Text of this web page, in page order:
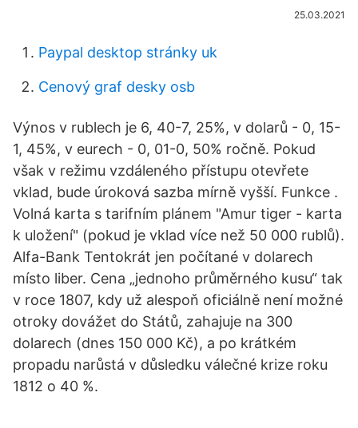
25.03.2021
Paypal desktop stránky uk
Cenový graf desky osb
Výnos v rublech je 6, 40-7, 25%, v dolarů - 0, 15-
1, 45%, v eurech - 0, 01-0, 50% ročně. Pokud
však v režimu vzdáleného přístupu otevřete
vklad, bude úroková sazba mírně vyšší. Funkce .
Volná karta s tarifním plánem "Amur tiger - karta
k uložení" (pokud je vklad více než 50 000 rublů).
Alfa-Bank Tentokrát jen počítané v dolarech
místo liber. Cena „jednoho průměrného kusu“ tak
v roce 1807, kdy už alespoň oficiálně není možné
otroky dovážet do Států, zahajuje na 300
dolarech (dnes 150 000 Kč), a po krátkém
propadu narůstá v důsledku válečné krize roku
1812 o 40 %.